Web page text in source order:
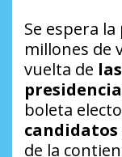
Se espera
millones de
vuelta de
boleta
candidatos
de la